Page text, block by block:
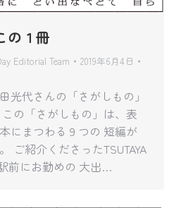
の１冊
Editorial Team
2019年6月4日
光代さんの「さがしもの」
この「さがしもの」は、表
にまつわる９つの 短編が
ご紹介くださったTSUTAYA
前にお勤めの 大出…